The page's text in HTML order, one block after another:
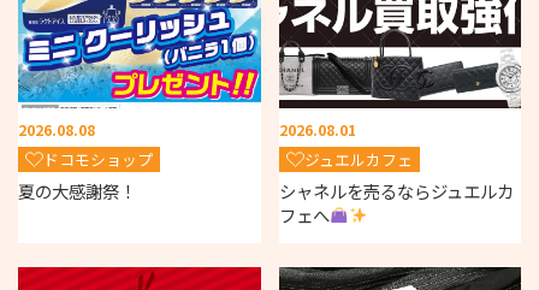
2026.08.08
ドコモショップ
夏の大感謝祭！
2026.08.01
ジュエルカフェ
シャネルを売るならジュエルカ
フェへ